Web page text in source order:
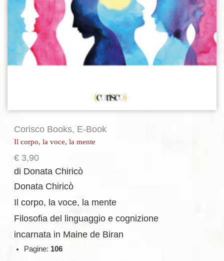
Corisco Books, E-Book
Il corpo, la voce, la mente
€ 3,90
di Donata Chiricò
Donata Chiricò
Il corpo, la voce, la mente
Filosofia del linguaggio e cognizione
incarnata in Maine de Biran
Pagine: 106